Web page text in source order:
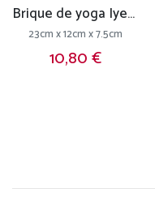
Brique de yoga Iyengar liège
23cm x 12cm x 7.5cm
10,80 €